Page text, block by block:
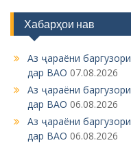
a
v
a
Хабарҳои нав
Аз ҷараёни
дар ВАО 07.08.2026
Аз ҷараёни
дар ВАО 06.08.2026
Аз ҷараёни
дар ВАО 06.08.2026